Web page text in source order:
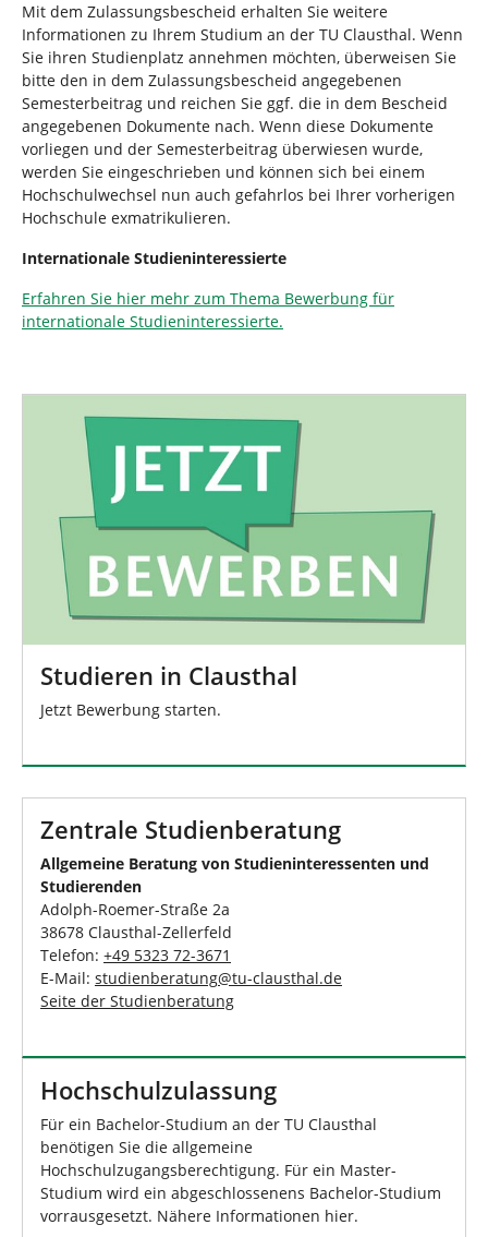
Mit dem Zulassungsbescheid erhalten Sie weitere
Informationen zu Ihrem Studium an der TU Clausthal. Wenn
Sie ihren Studienplatz annehmen möchten, überweisen Sie
bitte den in dem Zulassungsbescheid angegebenen
Semesterbeitrag und reichen Sie ggf. die in dem Bescheid
angegebenen Dokumente nach. Wenn diese Dokumente
vorliegen und der Semesterbeitrag überwiesen wurde,
werden Sie eingeschrieben und können sich bei einem
Hochschulwechsel nun auch gefahrlos bei Ihrer vorherigen
Hochschule exmatrikulieren.
Internationale Studieninteressierte
Erfahren Sie hier mehr zum Thema Bewerbung für
internationale Studieninteressierte.
Studieren in Clausthal
Jetzt Bewerbung starten.
Zentrale Studienberatung
Allgemeine Beratung von Studieninteressenten und
Studierenden
Adolph-Roemer-Straße 2a
38678 Clausthal-Zellerfeld
Telefon: +49 5323 72-3671
E-Mail: studienberatung@tu-clausthal.de
Seite der Studienberatung
Hochschulzulassung
Für ein Bachelor-Studium an der TU Clausthal
benötigen Sie die allgemeine
Hochschulzugangsberechtigung. Für ein Master-
Studium wird ein abgeschlossenens Bachelor-Studium
vorrausgesetzt. Nähere Informationen hier.